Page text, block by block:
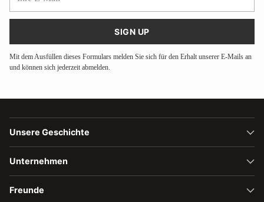
SIGN UP
Mit dem Ausfüllen dieses Formulars melden Sie sich für den Erhalt unserer E-Mails an
und können sich jederzeit abmelden.
Unsere Geschichte
Unternehmen
Freunde